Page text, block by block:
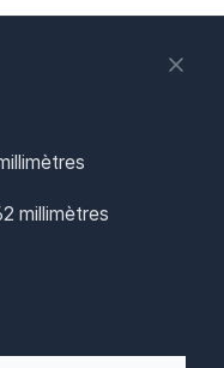
millimètres